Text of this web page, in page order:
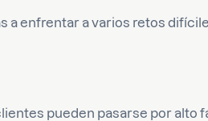
a enfrentar a varios retos
pueden pasarse por alto